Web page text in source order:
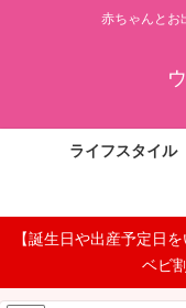
赤ちゃんとお
ライフスタイル
【誕生日や出産予定日
ベビ